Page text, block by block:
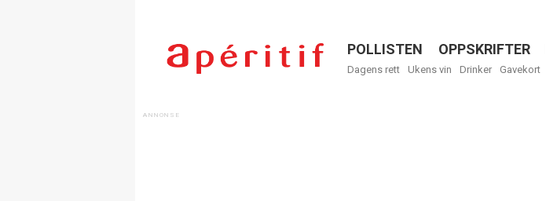
Menu
POLLISTEN OPPSKRIFTER
Dagens rett Ukens vin Drinker Gavekort